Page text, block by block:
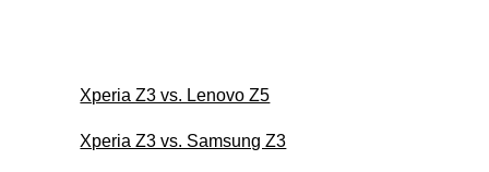
Xperia Z3 vs. Lenovo Z5
Xperia Z3 vs. Samsung Z3